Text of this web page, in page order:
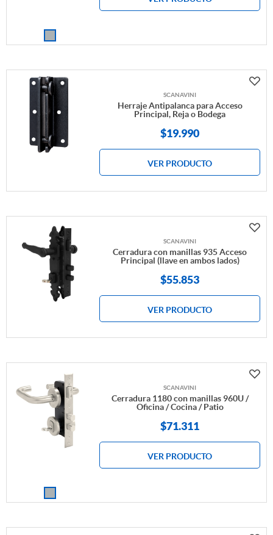
SCANAVINI
Herraje Antipalanca para Acceso
Principal, Reja o Bodega
$19.990
VER PRODUCTO
SCANAVINI
Cerradura con manillas 935 Acceso
Principal (llave en ambos lados)
$55.853
VER PRODUCTO
SCANAVINI
Cerradura 1180 con manillas 960U /
Oficina / Cocina / Patio
$71.311
VER PRODUCTO